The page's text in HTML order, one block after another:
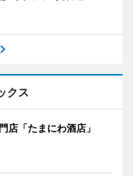
クス
店「たまにわ酒店」